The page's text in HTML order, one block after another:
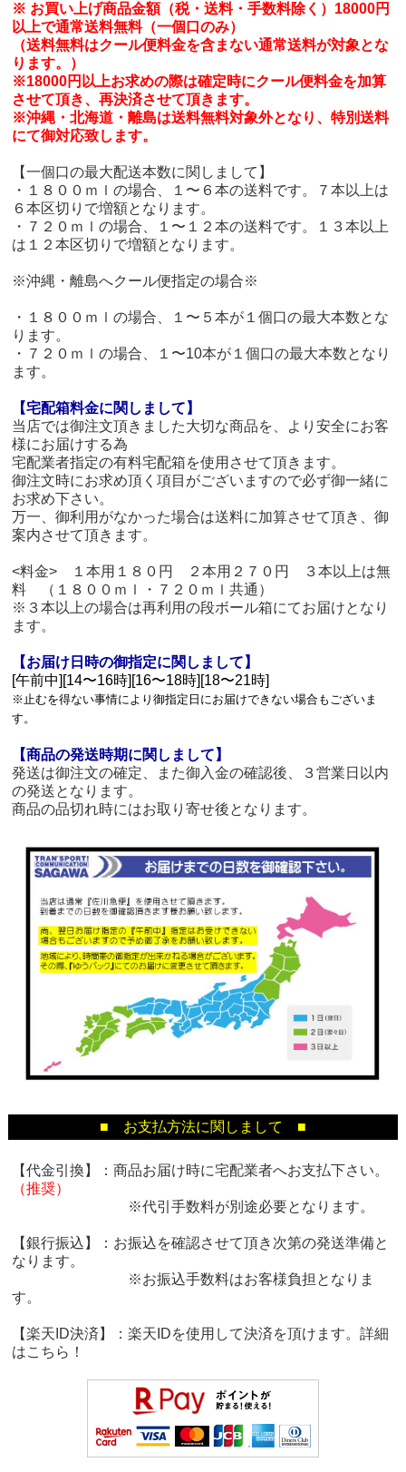
※ お買い上げ商品金額（税・送料・手数料除く）18000円
以上で通常送料無料（一個口のみ）
（送料無料はクール便料金を含まない通常送料が対象とな
ります。）
※18000円以上お求めの際は確定時にクール便料金を加算
させて頂き、再決済させて頂きます。
※沖縄・北海道・離島は送料無料対象外となり、特別送料
にて御対応致します。
【一個口の最大配送本数に関しまして】
・１８００ｍｌの場合、１〜６本の送料です。７本以上は
６本区切りで増額となります。
・７２０ｍｌの場合、１〜１２本の送料です。１３本以上
は１２本区切りで増額となります。
※沖縄・離島へクール便指定の場合※
・１８００ｍｌの場合、１〜５本が１個口の最大本数とな
ります。
・７２０ｍｌの場合、１〜10本が１個口の最大本数となり
ます。
【宅配箱料金に関しまして】
当店では御注文頂きました大切な商品を、より安全にお客
様にお届けする為
宅配業者指定の有料宅配箱を使用させて頂きます。
御注文時にお求め頂く項目がございますので必ず御一緒に
お求め下さい。
万一、御利用がなかった場合は送料に加算させて頂き、御
案内させて頂きます。
<料金> １本用１８０円 ２本用２７０円 ３本以上は無
料 （１８００ｍｌ・７２０ｍｌ共通）
※３本以上の場合は再利用の段ボール箱にてお届けとなり
ます。
【お届け日時の御指定に関しまして】
[午前中][14〜16時][16〜18時][18〜21時]
※止むを得ない事情により御指定日にお届けできない場合もございま
す。
【商品の発送時期に関しまして】
発送は御注文の確定、また御入金の確認後、３営業日以内
の発送となります。
商品の品切れ時にはお取り寄せ後となります。
■ お支払方法に関しまして ■
【代金引換】：商品お届け時に宅配業者へお支払下さい。
（推奨）
※代引手数料が別途必要となります。
【銀行振込】：お振込を確認させて頂き次第の発送準備と
なります。
※お振込手数料はお客様負担となりま
す。
【楽天ID決済】：楽天IDを使用して決済を頂けます。詳細
はこちら！